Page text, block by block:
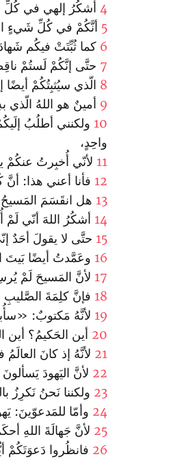
4 أشكُرُ إلهي في كُلِّ
5 أنَّكُمْ في كُلِّ شَيءٍ
6 كما ثُبِّتَتْ فيكُم
7 حتَّى إنَّكُمْ لَستُمْ
8 الّذي سيُثبِتُكُمْ أيضًا
9 أمينٌ هو اللهُ الّذي
10 ولكنني أطلُبُ
واحِدٍ،
11 لأنّي أُخبِرتُ
12 فأنا أعني هذا:
13 هل انقَسَمَ
14 أشكُرُ اللهَ أنّي
15 حتَّى لا يقولَ أحَدٌ
16 وعَمَّدتُ أيضًا بَيتَ
17 لأنَّ المَسيحَ لَمْ
18 فإنَّ كلِمَةَ الصَّليبِ
19 لأنَّهُ مَكتوبٌ:
20 أين الحَكيمُ؟ أين
21 لأنَّهُ إذ كانَ
22 لأنَّ اليَهودَ
23 ولكننا نَحنُ نَكرِزُ
24 وأمّا للمَدعوّينَ:
25 لأنَّ جَهالَةَ اللهِ
26 فانظُروا دَعوَتَكُمْ